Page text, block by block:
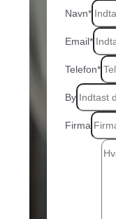
Navn*
Email*
Telefon*
By
Firma